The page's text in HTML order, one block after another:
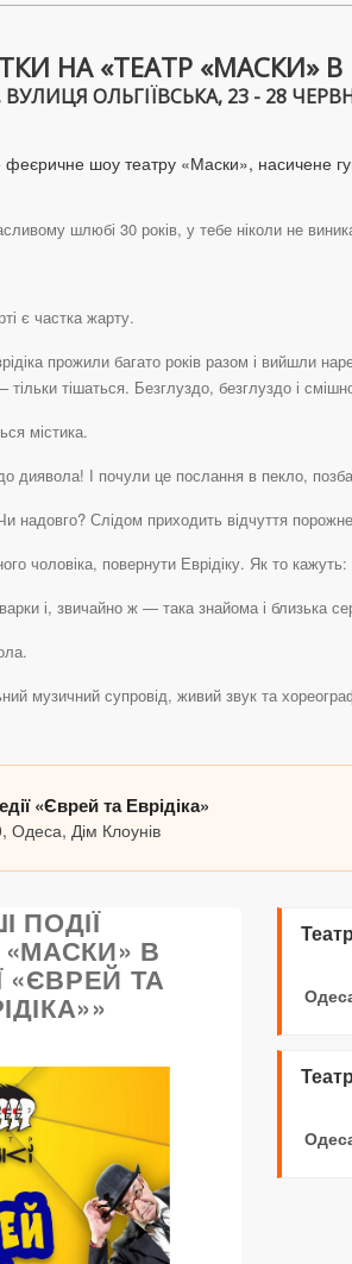
НА «ТЕАТР «МАСКИ» В
ОЛЬГІЇВСЬКА, 23 - 28
шоу театру «Маски», насичене
шлюбі 30 років, у тебе ніколи не
є частка жарту.
прожили багато років разом і вийшли
тішаться. Безглуздо, безглуздо і
містика.
диявола! І почули це послання в пекло,
Слідом приходить відчуття
чоловіка, повернути Еврідіку. Як то
і, звичайно ж — така знайома і близька
музичний супровід, живий звук та
«Єврей та Еврідіка»
Одеса, Дім Клоунів
ПОДІЇ
«МАСКИ» В
«ЄВРЕЙ ТА